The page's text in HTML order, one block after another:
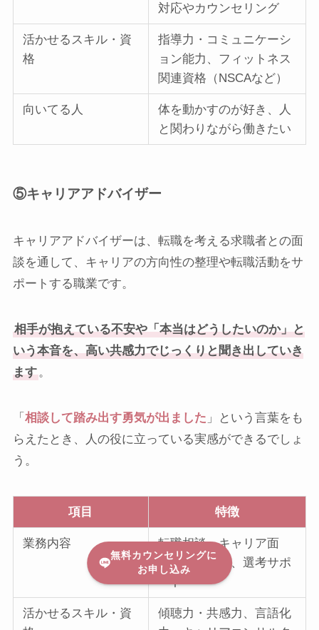
対応やカウンセリング
活かせるスキル・資
格
指導力・コミュニケーシ
ョン能力、フィットネス
関連資格（NSCAなど）
向いてる人
体を動かすのが好き、人
と関わりながら働きたい
⑤キャリアアドバイザー
キャリアアドバイザーは、転職を考える求職者との面
談を通して、キャリアの方向性の整理や転職活動をサ
ポートする職業です。
相手が抱えている不安や「本当はどうしたいのか」と
いう本音を、高い共感力でじっくりと聞き出していき
ます。
「 相談して踏み出す勇気が出ました 」という言葉をも
らえたとき、人の役に立っている実感ができるでしょ
う。
項目 特徴
業務内容
転職相談・キャリア面
談、求人紹介、選考サポ
ート
活かせるスキル・資
傾聴力・共感力、言語化
無料カウンセリングに
お申し込み